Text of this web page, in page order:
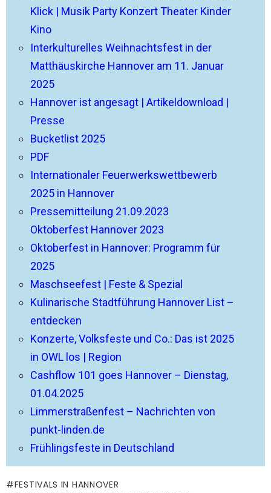
Klick | Musik Party Konzert Theater Kinder
Kino
Interkulturelles Weihnachtsfest in der
Matthäuskirche Hannover am 11. Januar
2025
Hannover ist angesagt | Artikeldownload |
Presse
Bucketlist 2025
PDF
Internationaler Feuerwerkswettbewerb
2025 in Hannover
Pressemitteilung 21.09.2023
Oktoberfest Hannover 2023
Oktoberfest in Hannover: Programm für
2025
Maschseefest | Feste & Spezial
Kulinarische Stadtführung Hannover List –
entdecken
Konzerte, Volksfeste und Co.: Das ist 2025
in OWL los | Region
Cashflow 101 goes Hannover – Dienstag,
01.04.2025
Limmerstraßenfest – Nachrichten von
punkt-linden.de
Frühlingsfeste in Deutschland
FESTIVALS IN HANNOVER